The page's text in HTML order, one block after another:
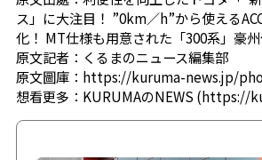
ス」に大注目！ ”0km／h”から使える
化！ MT仕様も用意された「300系」豪
原文記者： くるまのニュース編集部
原文圖庫： https://kuruma-news.jp/
想看更多： KURUMAのNEWS (https://